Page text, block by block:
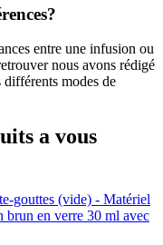
entre une infusion ou
nous avons rédigé
modes de
a vous